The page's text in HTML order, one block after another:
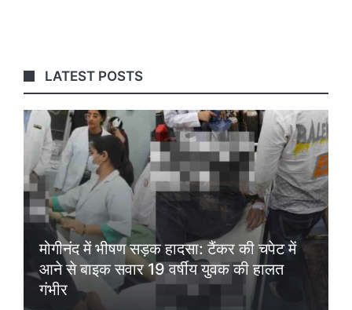
LATEST POSTS
मोगीनंद में भीषण सड़क हादसा: टैंकर की चपेट में
आने से बाइक सवार 19 वर्षीय युवक की हालत
गंभीर